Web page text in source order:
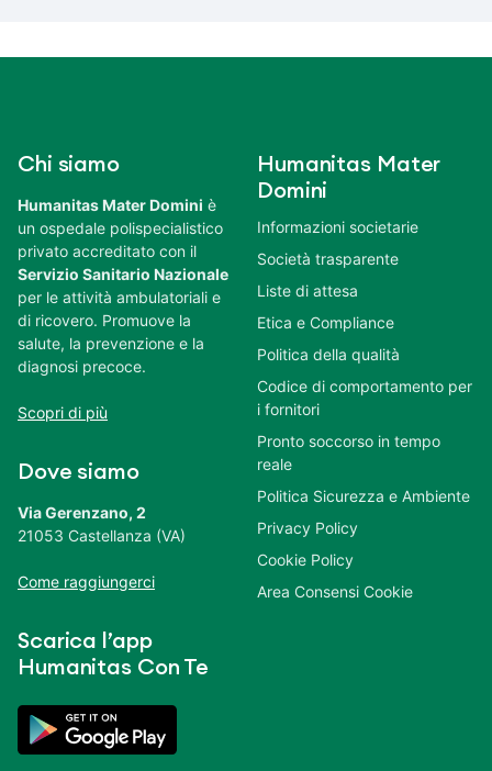
Chi siamo
Humanitas Mater Domini è
un ospedale polispecialistico
privato accreditato con il
Servizio Sanitario Nazionale
per le attività ambulatoriali e
di ricovero. Promuove la
salute, la prevenzione e la
diagnosi precoce.
Scopri di più
Dove siamo
Via Gerenzano, 2
21053 Castellanza (VA)
Come raggiungerci
Scarica l’app
Humanitas Con Te
Humanitas Mater
Domini
Informazioni societarie
Società trasparente
Liste di attesa
Etica e Compliance
Politica della qualità
Codice di comportamento per
i fornitori
Pronto soccorso in tempo
reale
Politica Sicurezza e Ambiente
Privacy Policy
Cookie Policy
Area Consensi Cookie